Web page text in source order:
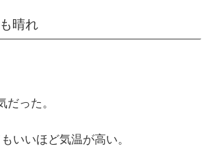
晴れ
だった。
いいほど気温が高い。